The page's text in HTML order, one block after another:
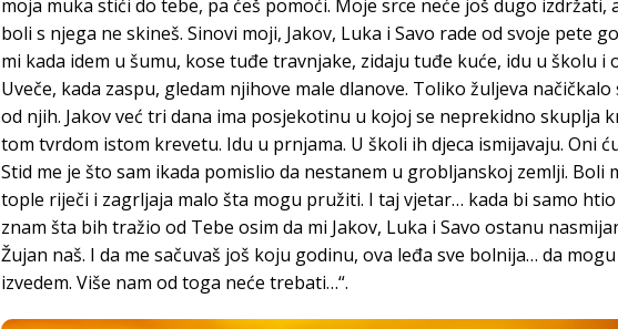
moja muka stići do tebe, pa ćeš pomoći. Moje srce neće još dugo izdržati,
boli s njega ne skineš. Sinovi moji, Jakov, Luka i Savo rade od svoje pete
mi kada idem u šumu, kose tuđe travnjake, zidaju tuđe kuće, idu u školu i
Uveče, kada zaspu, gledam njihove male dlanove. Toliko žuljeva načičkalo
od njih. Jakov već tri dana ima posjekotinu u kojoj se neprekidno skuplja
tom tvrdom istom krevetu. Idu u prnjama. U školi ih djeca ismijavaju. Oni
Stid me je što sam ikada pomislio da nestanem u grobljanskoj zemlji. Boli
tople riječi i zagrljaja malo šta mogu pružiti. I taj vjetar… kada bi samo htio
znam šta bih tražio od Tebe osim da mi Jakov, Luka i Savo ostanu
Žujan naš. I da me sačuvaš još koju godinu, ova leđa sve bolnija… da
izvedem. Više nam od toga neće trebati…“.